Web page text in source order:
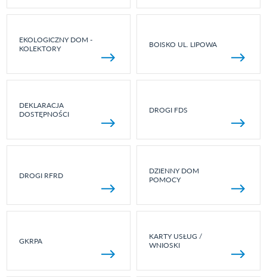
EKOLOGICZNY DOM -
KOLEKTORY
BOISKO UL. LIPOWA
DEKLARACJA
DOSTĘPNOŚCI
DROGI FDS
DROGI RFRD
DZIENNY DOM
POMOCY
GKRPA
KARTY USŁUG /
WNIOSKI